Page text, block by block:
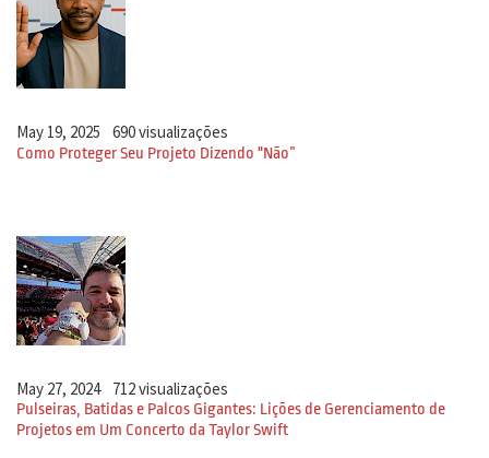
May 19, 2025 690 visualizações
Como Proteger Seu Projeto Dizendo "Não”
May 27, 2024 712 visualizações
Pulseiras, Batidas e Palcos Gigantes: Lições de Gerenciamento de
Projetos em Um Concerto da Taylor Swift